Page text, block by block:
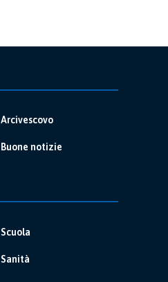
Arcivescovo
Buone notizie
Scuola
Sanità